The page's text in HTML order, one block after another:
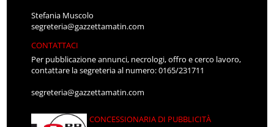
Stefania Muscolo
segreteria@gazzettamatin.com
CONTATTACI
Per pubblicazione annunci, necrologi, offro e cerco lavoro,
contattare la segreteria al numero: 0165/231711
segreteria@gazzettamatin.com
CONCESSIONARIA DI PUBBLICITÀ